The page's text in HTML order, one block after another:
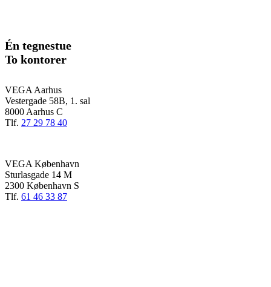
Én tegnestue
To kontorer
VEGA Aarhus
Vestergade 58B, 1. sal
8000 Aarhus C
Tlf. 27 29 78 40
VEGA København
Sturlasgade 14 M
2300 København S
Tlf. 61 46 33 87